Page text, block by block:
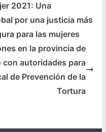
2021: Una
por una justicia más
para las mujeres
en la provincia de
con autoridades para
de Prevención de la
Tortura